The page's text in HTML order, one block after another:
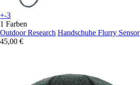
+-3
1 Farben
Outdoor Research Handschuhe Flurry Sensor
45,00 €